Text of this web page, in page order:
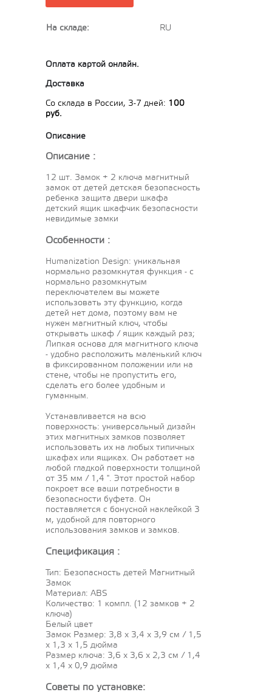
На складе: RU
Оплата картой онлайн.
Доставка
Cо склада в России, 3-7 дней: 100
руб.
Описание
Описание :
12 шт. Замок + 2 ключа магнитный
замок от детей детская безопасность
ребенка защита двери шкафа
детский ящик шкафчик безопасности
невидимые замки
Особенности :
Humanization Design: уникальная
нормально разомкнутая функция - с
нормально разомкнутым
переключателем вы можете
использовать эту функцию, когда
детей нет дома, поэтому вам не
нужен магнитный ключ, чтобы
открывать шкаф / ящик каждый раз;
Липкая основа для магнитного ключа
- удобно расположить маленький ключ
в фиксированном положении или на
стене, чтобы не пропустить его,
сделать его более удобным и
гуманным.
Устанавливается на всю
поверхность: универсальный дизайн
этих магнитных замков позволяет
использовать их на любых типичных
шкафах или ящиках. Он работает на
любой гладкой поверхности толщиной
от 35 мм / 1,4 ". Этот простой набор
покроет все ваши потребности в
безопасности буфета. Он
поставляется с бонусной наклейкой 3
м, удобной для повторного
использования замков и замков.
Спецификация :
Тип: Безопасность детей Магнитный
Замок
Материал: ABS
Количество: 1 компл. (12 замков + 2
ключа)
Белый цвет
Замок Размер: 3,8 х 3,4 х 3,9 см / 1,5
х 1,3 х 1,5 дюйма
Размер ключа: 3,6 х 3,6 х 2,3 см / 1,4
х 1,4 х 0,9 дюйма
Советы по установке: